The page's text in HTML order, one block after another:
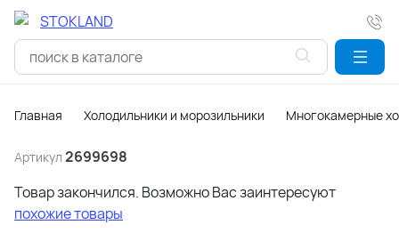
Главная Холодильники и морозильники Многокамерные
Артикул 2699698
Товар закончился. Возможно Вас заинтересуют
похожие товары